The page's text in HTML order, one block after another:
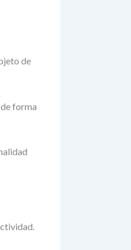
de
forma